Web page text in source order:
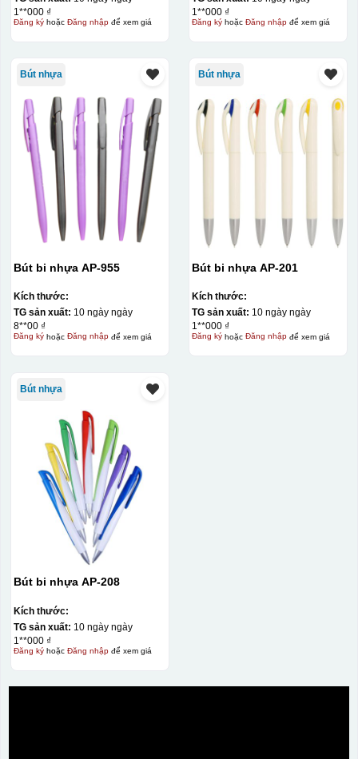
1**000 ₫
Đăng kýhoặc Đăng nhậpđể xem giá
1**000 ₫
Đăng kýhoặc Đăng nhậpđể xem giá
Bút nhựa
Bút bi nhựa AP-955
Kích thước:
TG sản xuất: 10 ngày ngày
8**00 ₫
Đăng kýhoặc Đăng nhậpđể xem giá
Bút nhựa
Bút bi nhựa AP-201
Kích thước:
TG sản xuất: 10 ngày ngày
1**000 ₫
Đăng kýhoặc Đăng nhậpđể xem giá
Bút nhựa
Bút bi nhựa AP-208
Kích thước:
TG sản xuất: 10 ngày ngày
1**000 ₫
Đăng kýhoặc Đăng nhậpđể xem giá